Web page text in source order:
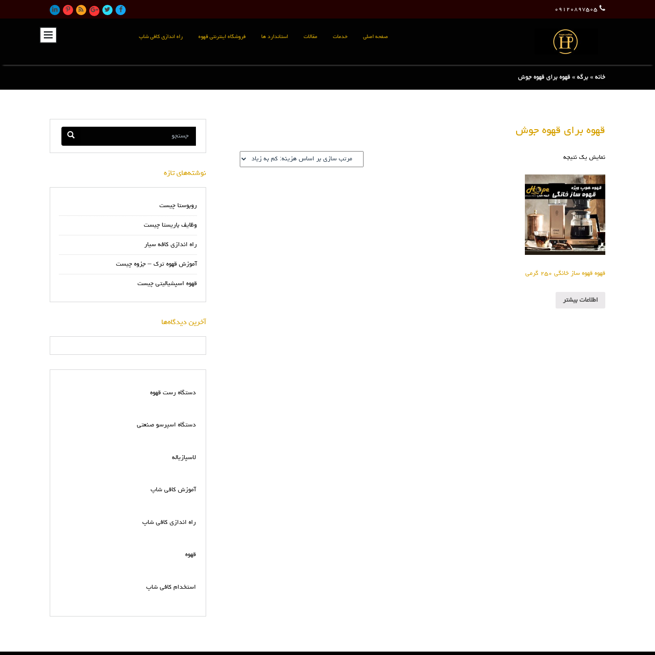
۰۹۱۲۰۸۹۷۵۰۵
صفحه اصلی خدمات مقالات استاندارد ها فروشگاه اینترنتی قهوه راه اندازی کافی شاپ
خانه » برگه » قهوه برای قهوه جوش
قهوه برای قهوه جوش
نمایش یک نتیجه
قهوه قهوه ساز خانگی ۲۵۰ گرمی
اطلاعات بیشتر
نوشته‌های تازه
روبوستا چیست
وظایف باریستا چیست
راه اندازی کافه سیار
آموزش قهوه ترک – جزوه چیست
قهوه اسپشیالیتی چیست
آخرین دیدگاه‌ها
دستگاه رست قهوه
دستگاه اسپرسو صنعتی
لاسپازیاله
آموزش کافی شاپ
راه اندازی کافی شاپ
قهوه
استخدام کافی شاپ